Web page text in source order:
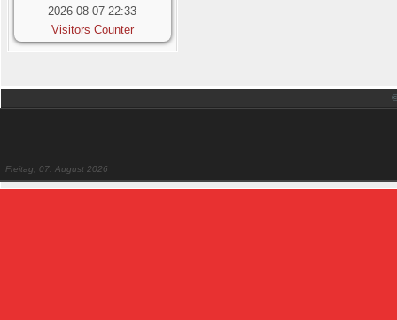
2026-08-07 22:33
Visitors Counter
Freitag, 07. August 2026